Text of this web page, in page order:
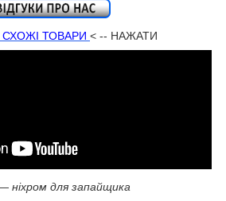
ТОВАРИ < -- НАЖАТИ
ніхром для запайщика